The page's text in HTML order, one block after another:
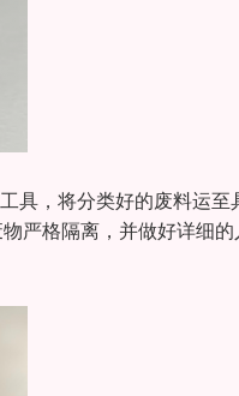
具，将分类好的废料运
严格隔离，并做好详细